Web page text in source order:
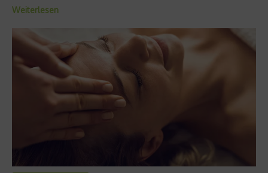
Weiterlesen